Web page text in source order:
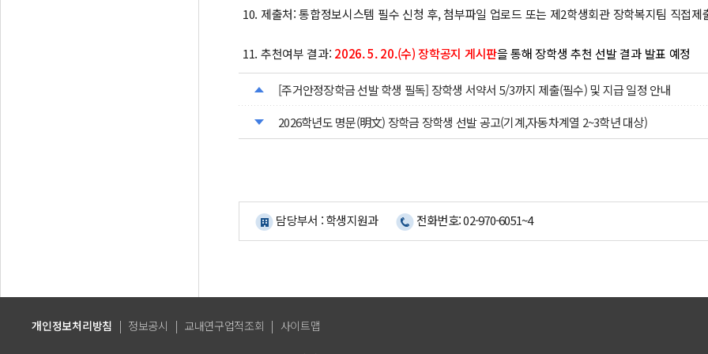
10. 제출처: 통합정보시스템 필수 신청 후, 첨부파일 업로드 또는 제2학생회관 장학복지팀 직접제
11. 추천여부 결과: 2026. 5. 20.(수) 장학공지 게시판을 통해 장학생 추천 선발 결과 발표 예정
[주거안정장학금 선발 학생 필독] 장학생 서약서 5/3까지 제출(필수) 및 지급 일정 안내
2026학년도 명문(明文) 장학금 장학생 선발 공고(기계,자동차계열 2~3학년 대상)
담당부서 : 학생지원과 전화번호: 02-970-6051~4
개인정보처리방침 | 정보공시 | 교내연구업적조회 | 사이트맵